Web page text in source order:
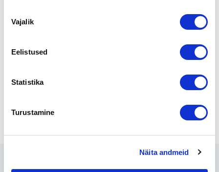
valik
Vajalik
Eelistused
Statistika
Turustamine
Näita andmeid
Suomen_Yrityskaupat_logo